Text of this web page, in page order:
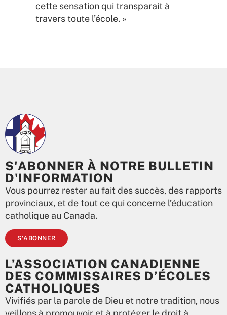
cette sensation qui transparait à
travers toute l’école. »
S'ABONNER À NOTRE BULLETIN
D'INFORMATION
Vous pourrez rester au fait des succès, des rapports
provinciaux, et de tout ce qui concerne l’éducation
catholique au Canada.
S'ABONNER
L’ASSOCIATION CANADIENNE
DES COMMISSAIRES D’ÉCOLES
CATHOLIQUES
Vivifiés par la parole de Dieu et notre tradition, nous